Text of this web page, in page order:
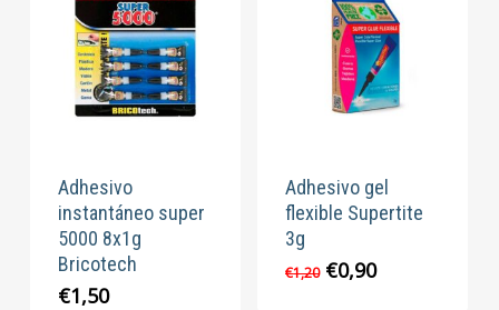
Adhesivo
instantáneo super
5000 8x1g
Bricotech
€1,50
Adhesivo gel
flexible Supertite
3g
€1,20 El
€0,90El